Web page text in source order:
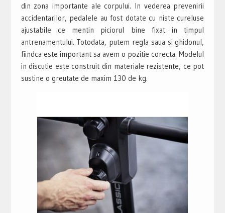
din zona importante ale corpului. In vederea prevenirii
accidentarilor, pedalele au fost dotate cu niste cureluse
ajustabile ce mentin piciorul bine fixat in timpul
antrenamentului. Totodata, putem regla saua si ghidonul,
fiindca este important sa avem o pozitie corecta. Modelul
in discutie este construit din materiale rezistente, ce pot
sustine o greutate de maxim 130 de kg.